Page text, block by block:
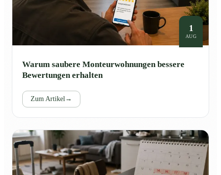
1
AUG
Warum saubere Monteurwohnungen bessere
Bewertungen erhalten
Zum Artikel →